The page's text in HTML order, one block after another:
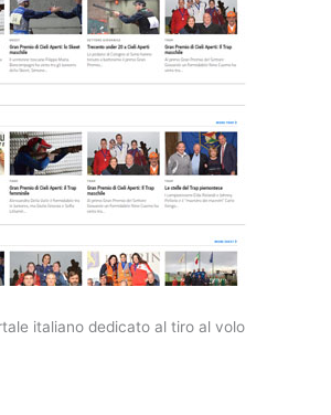
italiano dedicato al tiro al volo